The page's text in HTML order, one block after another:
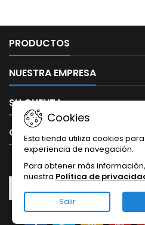
PRODUCTOS
NUESTRA EMPRESA
SU CUENTA
CONTACTO
Cookies
Esta tienda utiliza cookies
experiencia de navegación.
Para obtener más
nuestra Política de
Salir